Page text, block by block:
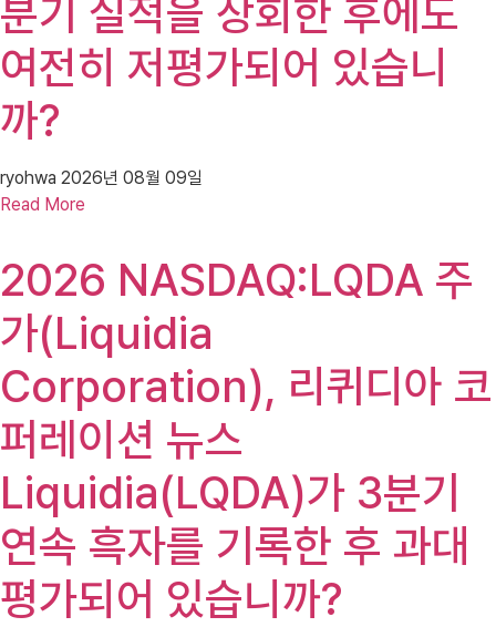
분기 실적을 상회한 후에도
여전히 저평가되어 있습니
까?
ryohwa 2026년 08월 09일
Read More
2026 NASDAQ:LQDA 주
가(Liquidia
Corporation), 리퀴디아 코
퍼레이션 뉴스
Liquidia(LQDA)가 3분기
연속 흑자를 기록한 후 과대
평가되어 있습니까?